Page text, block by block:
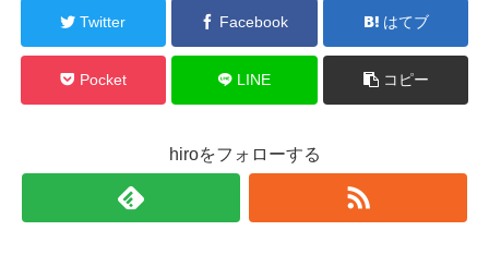
Twitter Facebook はてブ
Pocket LINE コピー
hiroをフォローする